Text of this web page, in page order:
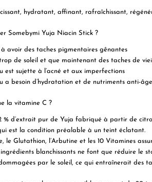
hydratant, affinant, rafraîchissant,
Somebymi Yuja Niacin Stick ?
à avoir des taches pigmentaires gênantes
de soleil et que maintenant des taches de
est sujette à l’acné et aux imperfections
a besoin d’hydratation et de nutriments anti-âge
la vitamine C ?
% d’extrait pur de Yuja fabriqué à partir de
est la condition préalable à un teint éclatant.
le Glutathion, l’Arbutine et les 10 Vitamines
blanchissants ne font que réduire le
par le soleil, ce qui entraînerait des